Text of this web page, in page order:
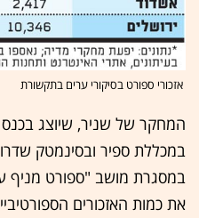
אזכורי ספורט בסיקורי ערים בתקשורת
המחקר של שניר, שיוצג בכנס
במסגרת מושב "ספורט מניף
את כמות האזכורים